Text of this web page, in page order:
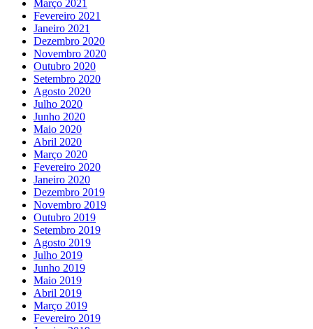
Março 2021
Fevereiro 2021
Janeiro 2021
Dezembro 2020
Novembro 2020
Outubro 2020
Setembro 2020
Agosto 2020
Julho 2020
Junho 2020
Maio 2020
Abril 2020
Março 2020
Fevereiro 2020
Janeiro 2020
Dezembro 2019
Novembro 2019
Outubro 2019
Setembro 2019
Agosto 2019
Julho 2019
Junho 2019
Maio 2019
Abril 2019
Março 2019
Fevereiro 2019